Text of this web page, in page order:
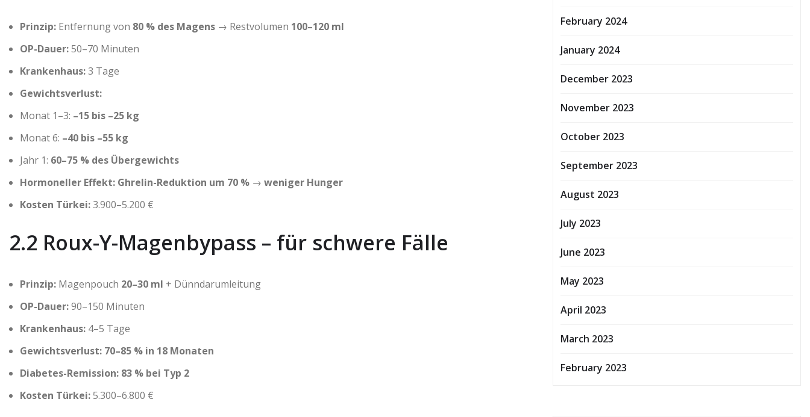
Prinzip: Entfernung von 80 % des Magens → Restvolumen 100–120 ml
OP-Dauer:50–70 Minuten
Krankenhaus:3 Tage
Gewichtsverlust:
Monat 1–3: –15 bis –25 kg
Monat 6: –40 bis –55 kg
Jahr 1: 60–75 % des Übergewichts
Hormoneller Effekt: Ghrelin-Reduktion um 70 % → weniger Hunger
Kosten Türkei:3.900–5.200 €
2.2 Roux-Y-Magenbypass – für schwere Fälle
Prinzip: Magenpouch 20–30 ml + Dünndarumleitung
OP-Dauer:90–150 Minuten
Krankenhaus: 4–5 Tage
Gewichtsverlust: 70–85 % in 18 Monaten
Diabetes-Remission: 83 % bei Typ 2
Kosten Türkei:5.300–6.800 €
February 2024
January 2024
December 2023
November 2023
October 2023
September 2023
August 2023
July 2023
June 2023
May 2023
April 2023
March 2023
February 2023